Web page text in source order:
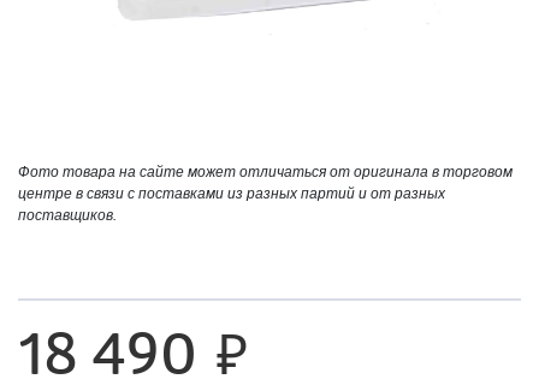
Фото товара на сайте может отличаться от оригинала в торговом
центре в связи с поставками из разных партий и от разных
поставщиков.
18 490